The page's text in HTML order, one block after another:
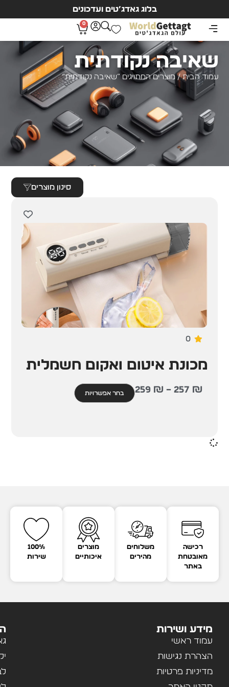
בלוג גאדג’טים ועדכונים
0
שאיבה נקודתית
עמוד הבית/ מוצרים המתויגים “שאיבה נקודתית”
סינון מוצרים
0
מכונת איטום ואקום חשמלית
257 ₪
–
259 ₪ בחר אפשרויות
רכישה
מאובטחת
באתר
משלוחים
מהירים
מוצרים
איכותיים
100%
שירות
מידע ושירות
עמוד ראשי
הצהרת נגישות
מדיניות פרטיות